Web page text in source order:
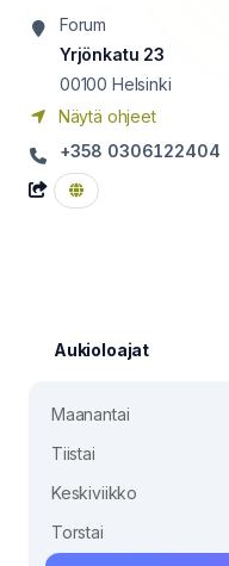
Forum
Yrjönkatu 23
00100 Helsinki
Näytä ohjeet
+358 0306122404
Aukioloajat
Maanantai
Tiistai
Keskiviikko
Torstai